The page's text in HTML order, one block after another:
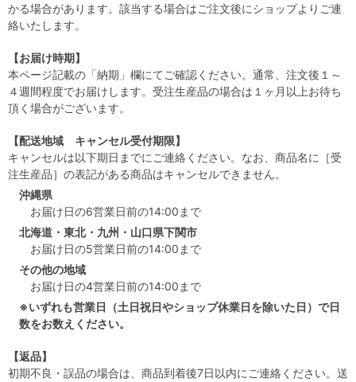
かる場合があります。該当する場合はご注文後にショップよりご連
絡いたします。
【お届け時期】
本ページ記載の「納期」欄にてご確認ください。通常、注文後１～
４週間程度でお届けします。受注生産品の場合は１ヶ月以上お待ち
頂く場合がございます。
【配送地域 キャンセル受付期限】
キャンセルは以下期日までにご連絡ください。なお、商品名に［受
注生産品］の表記がある商品はキャンセルできません。
沖縄県
お届け日の6営業日前の14:00まで
北海道・東北・九州・山口県下関市
お届け日の5営業日前の14:00まで
その他の地域
お届け日の4営業日前の14:00まで
※いずれも営業日（土日祝日やショップ休業日を除いた日）で日
数をお数えください。
【返品】
初期不良・誤品の場合は、商品到着後7日以内にご連絡ください。送